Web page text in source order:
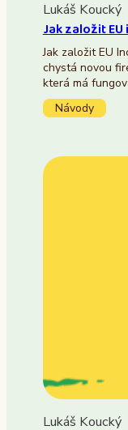
Lukáš Koucký
Jak založit EU
Jak založit EU
chystá novou
která má
Návody
Lukáš Koucký